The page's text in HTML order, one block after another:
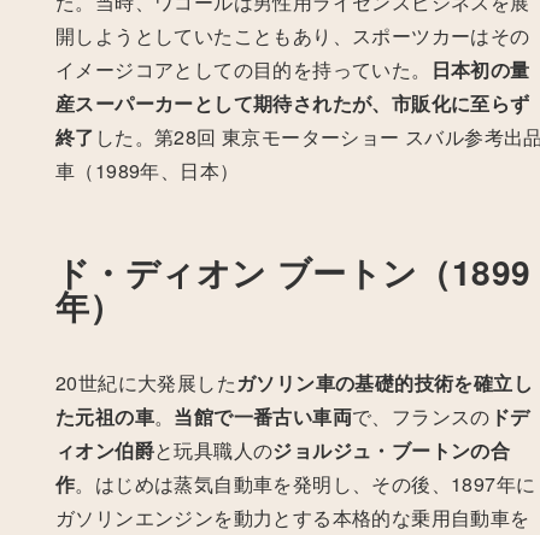
開しようとしていたこともあり、スポーツカーはその
イメージコアとしての目的を持っていた。
日本初の量
産スーパーカーとして期待されたが、市販化に至らず
終了 した。 第28回 東京モーターショー スバル参考出
車（1989年、日本）
ド・ディオン ブートン（1899
年）
20世紀に大発展したガソリン車の基礎的技術を確立し
た元祖の車。 当館で一番古い車両で、フランスの ドデ
ィオン伯爵と玩具職人のジョルジュ・ブートンの合
作。 はじめは蒸気自動車を発明し、その後、1897年に
ガソリンエンジンを動力とする本格的な乗用自動車を